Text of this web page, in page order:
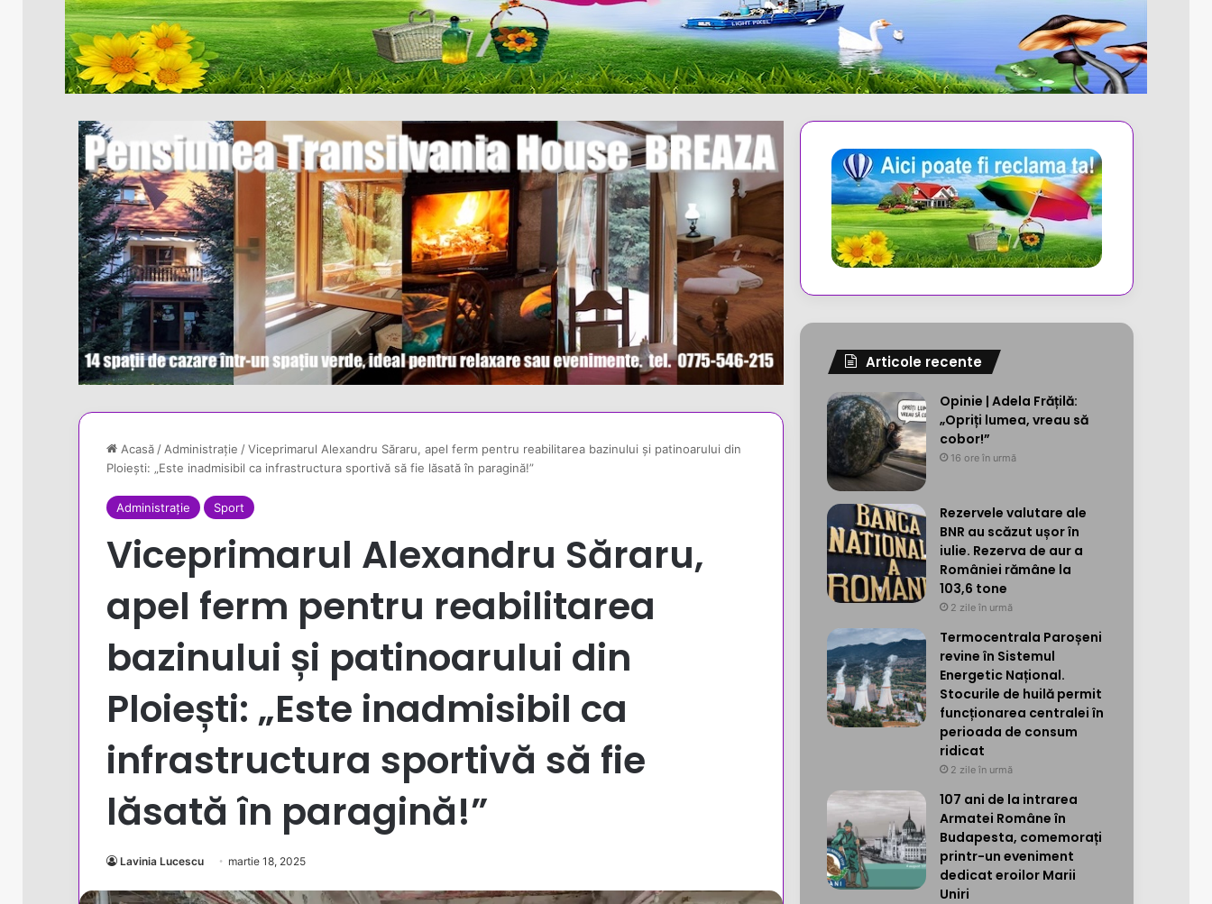
Acasă/Administrație /Viceprimarul Alexandru Săraru, apel ferm pentru reabilitarea bazinului și patinoarului din
Ploiești: „Este inadmisibil ca infrastructura sportivă să fie lăsată în paragină!”
Administrație Sport
Viceprimarul Alexandru Săraru,
apel ferm pentru reabilitarea
bazinului și patinoarului din
Ploiești: „Este inadmisibil ca
infrastructura sportivă să fie
lăsată în paragină!”
Lavinia Lucescu martie 18, 2025
Articole recente
Opinie | Adela Frățilă:
„Opriți lumea, vreau să
cobor!”
16 ore în urmă
Rezervele valutare ale
BNR au scăzut ușor în
iulie. Rezerva de aur a
României rămâne la
103,6 tone
2 zile în urmă
Termocentrala Paroșeni
revine în Sistemul
Energetic Național.
Stocurile de huilă permit
funcționarea centralei în
perioada de consum
ridicat
2 zile în urmă
107 ani de la intrarea
Armatei Române în
Budapesta, comemorați
printr-un eveniment
dedicat eroilor Marii
Uniri